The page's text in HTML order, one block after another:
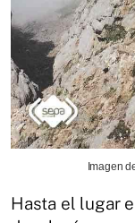
Imagen
Hasta el lugar